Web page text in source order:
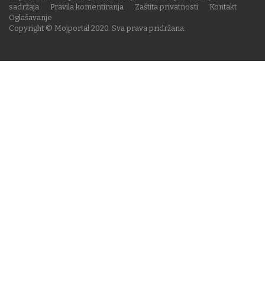
Copyright © Mojportal 2020. Sva prava pridržana.
sadržaja
Pravila komentiranja Zaštita privatnosti
Kontakt
Oglašavanje